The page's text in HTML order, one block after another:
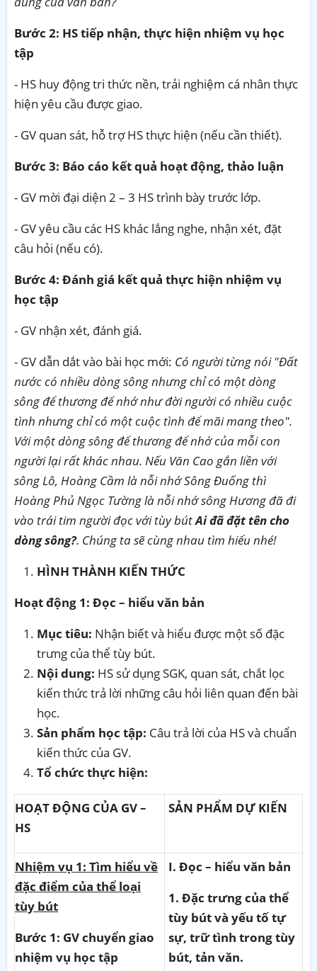
Bước 2: HS tiếp nhận, thực hiện nhiệm vụ học
tập
- HS huy động tri thức nền, trải nghiệm cá nhân thực
hiện yêu cầu được giao.
- GV quan sát, hỗ trợ HS thực hiện (nếu cần thiết).
Bước 3: Báo cáo kết quả hoạt động, thảo luận
- GV mời đại diện 2 – 3 HS trình bày trước lớp.
- GV yêu cầu các HS khác lắng nghe, nhận xét, đặt
câu hỏi (nếu có).
Bước 4: Đánh giá kết quả thực hiện nhiệm vụ
học tập
- GV nhận xét, đánh giá.
- GV dẫn dắt vào bài học mới: Có người từng nói "Đất
nước có nhiều dòng sông nhưng chỉ có một dòng
sông để thương để nhớ như đời người có nhiều cuộc
tình nhưng chỉ có một cuộc tình để mãi mang theo".
Với một dòng sông để thương để nhớ của mỗi con
người lại rất khác nhau. Nếu Văn Cao gắn liền với
sông Lô, Hoàng Cầm là nỗi nhớ Sông Đuống thì
Hoàng Phủ Ngọc Tường là nỗi nhớ sông Hương đã đi
vào trái tim người đọc với tùy bútAi đã đặt tên cho
dòng sông?. Chúng ta sẽ cùng nhau tìm hiểu nhé!
HÌNH THÀNH KIẾN THỨC
Hoạt động 1: Đọc – hiểu văn bản
Mục tiêu: Nhận biết và hiểu được một số đặc
trưng của thể tùy bút.
Nội dung: HS sử dụng SGK, quan sát, chắt lọc
kiến thức trả lời những câu hỏi liên quan đến bài
học.
Sản phẩm học tập: Câu trả lời của HS và chuẩn
kiến thức của GV.
Tổ chức thực hiện:
HOẠT ĐỘNG CỦA GV –
HS
SẢN PHẨM DỰ KIẾN
Nhiệm vụ 1: Tìm hiểu về
đặc điểm của thể loại
tùy bút
Bước 1: GV chuyển giao
nhiệm vụ học tập
I. Đọc – hiểu văn bản
1. Đặc trưng của thể
tùy bút và yếu tố tự
sự, trữ tình trong tùy
bút, tản văn.